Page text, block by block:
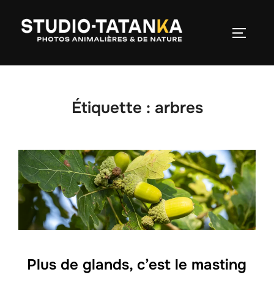
Étiquette : arbres
Plus de glands, c’est le masting